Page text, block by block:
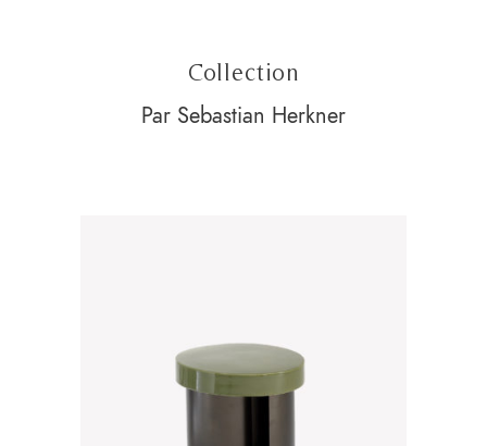
Collection
Par Sebastian Herkner